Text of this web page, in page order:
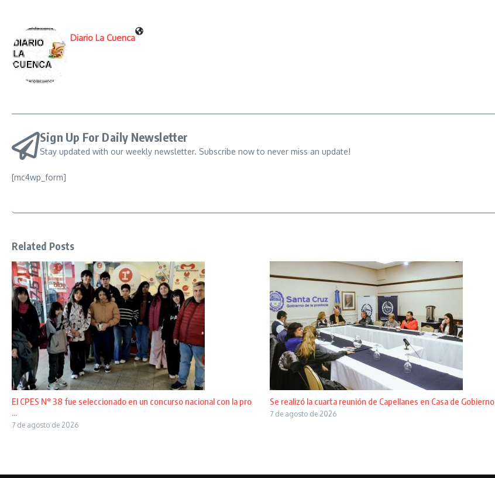
Diario La Cuenca
Sign Up For Daily Newsletter
Stay updated with our weekly newsletter. Subscribe now to never miss an update!
[mc4wp_form]
Related Posts
El CPES N° 38 fue seleccionado en un concurso nacional con la pro
...
7 de agosto de 2026
Se realizó la cuarta reunión de Capellanes en Casa de Gobierno
7 de agosto de 2026